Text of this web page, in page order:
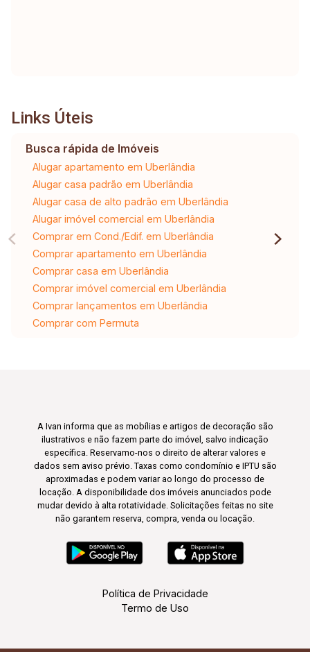
Links Úteis
Busca rápida de Imóveis
Alugar apartamento em Uberlândia
Alugar casa padrão em Uberlândia
Alugar casa de alto padrão em Uberlândia
Alugar imóvel comercial em Uberlândia
Comprar em Cond./Edif. em Uberlândia
Comprar apartamento em Uberlândia
Comprar casa em Uberlândia
Comprar imóvel comercial em Uberlândia
Comprar lançamentos em Uberlândia
Comprar com Permuta
A Ivan informa que as mobílias e artigos de decoração são
ilustrativos e não fazem parte do imóvel, salvo indicação
específica. Reservamo-nos o direito de alterar valores e
dados sem aviso prévio. Taxas como condomínio e IPTU são
aproximadas e podem variar ao longo do processo de
locação. A disponibilidade dos imóveis anunciados pode
mudar devido à alta rotatividade. Solicitações feitas no site
não garantem reserva, compra, venda ou locação.
Política de Privacidade
Termo de Uso